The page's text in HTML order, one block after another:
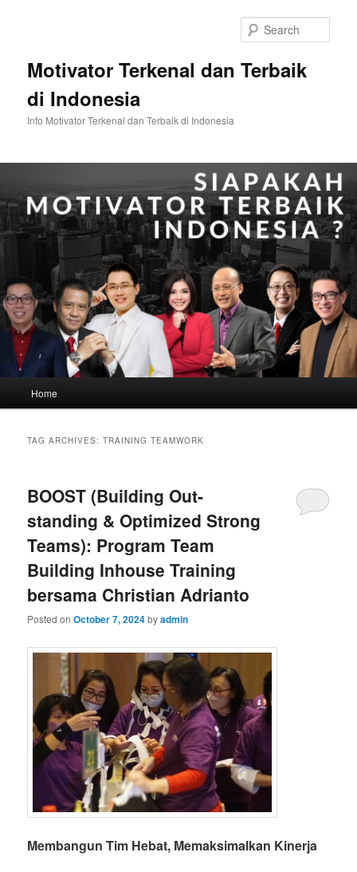
Motivator Terkenal dan Terbaik
di Indonesia
Info Motivator Terkenal dan Terbaik di Indonesia
Home
TAG ARCHIVES:TRAINING TEAMWORK
BOOST (Building Out-
standing & Optimized Strong
Teams): Program Team
Building Inhouse Training
bersama Christian Adrianto
Posted onOctober 7, 2024byadmin
Membangun Tim Hebat, Memaksimalkan Kinerja